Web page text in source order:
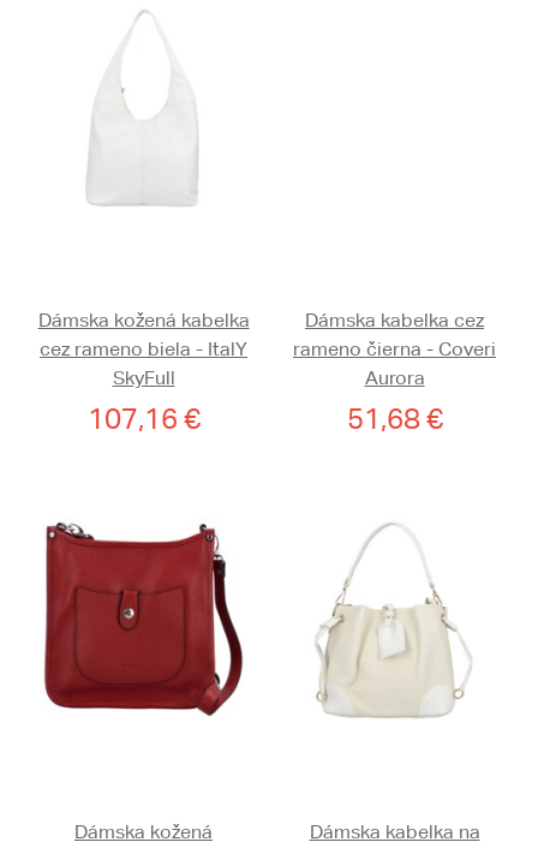
Dámska kožená kabelka
cez rameno biela - ItalY
SkyFull
107,16 €
Dámska kabelka cez
rameno čierna - Coveri
Aurora
51,68 €
Dámska kožená
Dámska kabelka na